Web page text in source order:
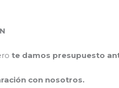
te damos presupuesto
con nosotros.